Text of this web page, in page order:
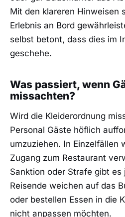
Mit den klareren Hinweisen
Erlebnis an Bord
selbst betont, dass dies im
geschehe.
Was passiert, wenn
missachten?
Wird die Kleiderordnung
Personal Gäste höflich
umzuziehen. In Einzelfällen
Zugang zum Restaurant
Sanktion oder Strafe gibt
Reisende weichen auf das
oder bestellen Essen in die
nicht anpassen möchten.